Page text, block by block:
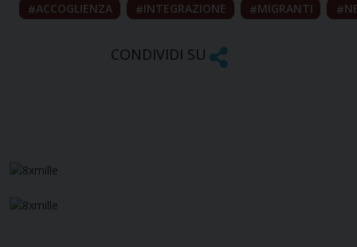
ACCOGLIENZA INTEGRAZIONE MIGRANTI
CONDIVIDI SU